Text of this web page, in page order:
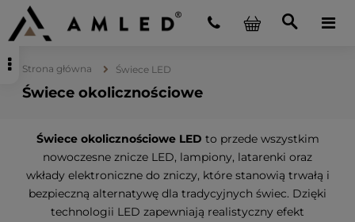
Strona główna Świece LED
Świece okolicznościowe
Świece okolicznościowe LED to przede wszystkim
nowoczesne znicze LED, lampiony, latarenki oraz
wkłady elektroniczne do zniczy, które stanowią trwałą i
bezpieczną alternatywę dla tradycyjnych świec. Dzięki
technologii LED zapewniają realistyczny efekt